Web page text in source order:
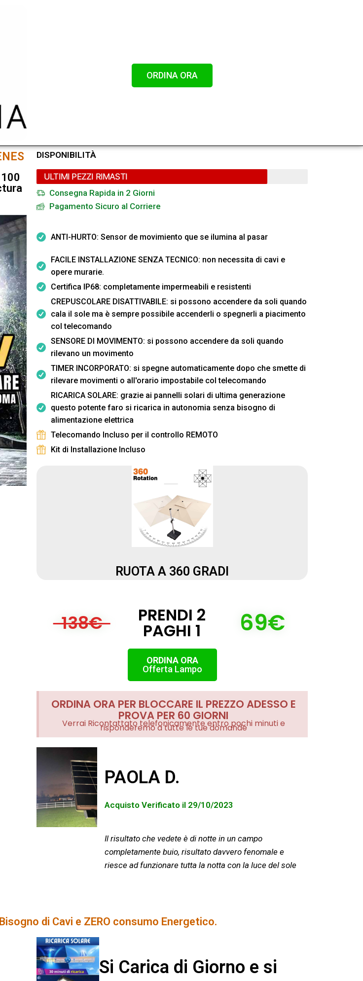
ORDINA ORA
DISPONIBILITÀ
ULTIMI PEZZI RIMASTI
Consegna Rapida in 2 Giorni
Pagamento Sicuro al Corriere
ANTI-HURTO: Sensor de movimiento que se ilumina al pasar
FACILE INSTALLAZIONE SENZA TECNICO: non necessita di cavi e
opere murarie.
Certifica IP68: completamente impermeabili e resistenti
CREPUSCOLARE DISATTIVABILE: si possono accendere da soli quando
cala il sole ma è sempre possibile accenderli o spegnerli a piacimento
col telecomando
SENSORE DI MOVIMENTO: si possono accendere da soli quando
rilevano un movimento
TIMER INCORPORATO: si spegne automaticamente dopo che smette di
rilevare movimenti o all'orario impostabile col telecomando
RICARICA SOLARE: grazie ai pannelli solari di ultima generazione
questo potente faro si ricarica in autonomia senza bisogno di
alimentazione elettrica
Telecomando Incluso per il controllo REMOTO
Kit di Installazione Incluso
RUOTA A 360 GRADI
138€ PRENDI 2
PAGHI 1 69€
ORDINA ORA
Offerta Lampo
ORDINA ORA PER BLOCCARE IL PREZZO ADESSO E
PROVA PER 60 GIORNI
Verrai Ricontattato telefonicamente entro pochi minuti e
risponderemo a tutte le tue domande
PAOLA D.
Acquisto Verificato il 29/10/2023
Il risultato che vedete è di notte in un campo
completamente buio, risultato davvero fenomale e
riesce ad funzionare tutta la notta con la luce del sole
di Cavi e ZERO consumo Energetico.
Si Carica di Giorno e si